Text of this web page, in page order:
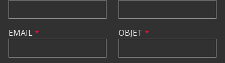
EMAIL* OBJET *